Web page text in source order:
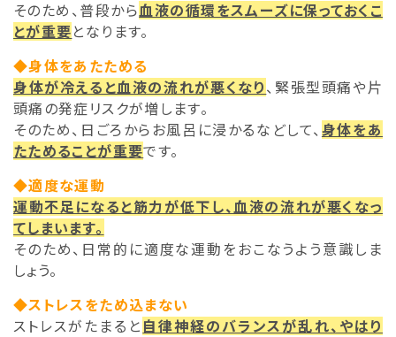
そのため、普段から血液の循環をスムーズに保っておくこ
とが重要となります。
◆身体をあたためる
身体が冷えると血液の流れが悪くなり、緊張型頭痛や片
頭痛の発症リスクが増します。
そのため、日ごろからお風呂に浸かるなどして、 身体をあ
たためることが重要です。
◆適度な運動
運動不足になると筋力が低下し、血液の流れが悪くなっ
てしまいます。
そのため、日常的に適度な運動をおこなうよう意識しま
しょう。
◆ストレスをため込まない
ストレスがたまると 自律神経のバランスが乱れ、やはり